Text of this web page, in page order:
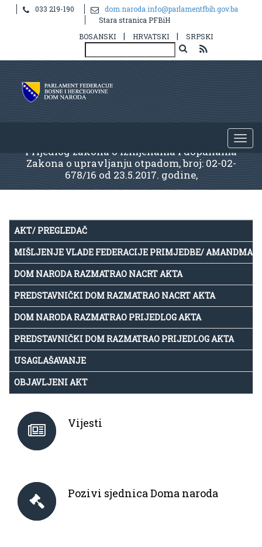
033 219-190
dom.naroda.info@parlamentfbih.gov.ba
Stara stranica PFBiH
BOSANSKI
| HRVATSKI | SRPSKI
Prijedlog zakona o izmjenama i dopunama
Zakona o upravljanju otpadom, broj: 02-02-
678/16 od 23.5.2017. godine,
AKT/ PREGLEDAČ
MIŠLJENJE VLADE FEDERACIJE PRIMJEDBE/
DOM NARODA RAZMATRAO NACRT AKTA
PREDSTAVNIČKI DOM RAZMATRAO NACRT AKTA
DOM NARODA RAZMATRAO PRIJEDLOG AKTA
PREDSTAVNIČKI DOM RAZMATRAO PRIJEDLOG AKTA
USAGLAŠAVANJE
OBJAVLJENI AKT
Vijesti
Pozivi sjednica Doma naroda